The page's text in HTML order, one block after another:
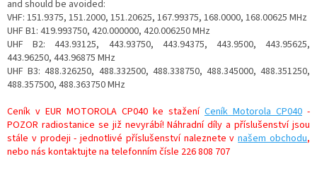
and should be avoided:
VHF: 151.9375, 151.2000, 151.20625, 167.99375, 168.0000, 168.00625 MHz
UHF B1: 419.993750, 420.000000, 420.006250 MHz
UHF B2: 443.93125, 443.93750, 443.94375, 443.9500, 443.95625,
443.96250, 443.96875 MHz
UHF B3: 488.326250, 488.332500, 488.338750, 488.345000, 488.351250,
488.357500, 488.363750 MHz
Ceník v EUR MOTOROLA CP040 ke stažení Ceník Motorola CP040 -
POZOR radiostanice se již nevyrábí! Náhradní díly a příslušenství jsou
stále v prodeji - jednotlivé příslušenství naleznete vnašem obchodu,
nebo nás kontaktujte na telefonním čísle 226 808 707